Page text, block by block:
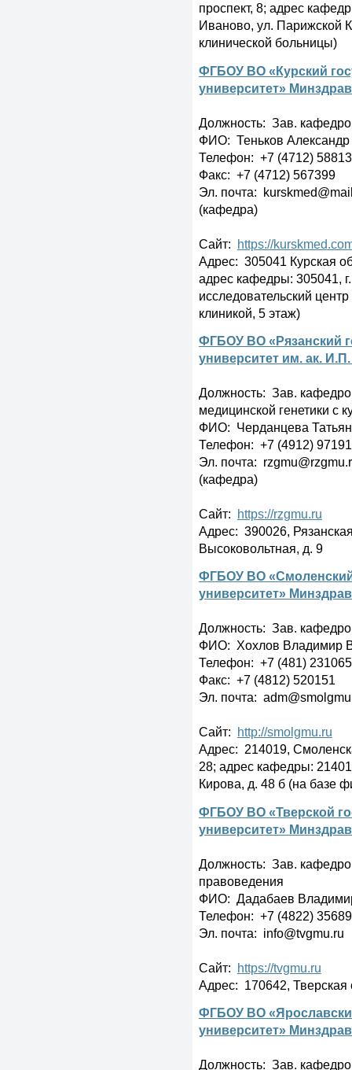
проспект, 8; адрес
Иваново, ул. Парижской
клинической больницы)
ФГБОУ ВО «Курский
университет»
Должность: Зав.
ФИО: Теньков
Телефон: +7 (4712)
Факс: +7 (4712) 567399
Эл. почта:
(кафедра)
Сайт: https://
Адрес: 305041 Курская
адрес кафедры: 305041,
исследовательский
клиникой, 5 этаж)
ФГБОУ ВО «Рязанский
университет им. ак.
Должность: Зав.
медицинской генетики с
ФИО: Черданцева
Телефон: +7 (4912)
Эл. почта:
(кафедра)
Сайт: https://rzgmu.ru
Адрес: 390026,
Высоковольтная, д. 9
ФГБОУ ВО
университет»
Должность: Зав.
ФИО: Хохлов Владимир
Телефон: +7 (481)
Факс: +7 (4812) 520151
Эл. почта:
Сайт: http://smolgmu.ru
Адрес: 214019,
28; адрес кафедры:
Кирова, д. 48 б (на
ФГБОУ ВО «Тверской
университет»
Должность: Зав.
правоведения
ФИО: Дадабаев
Телефон: +7 (4822)
Эл. почта: info@tvgmu.ru
Сайт: https://tvgmu.ru
Адрес: 170642, Тверская
ФГБОУ ВО
университет»
Должность: Зав.